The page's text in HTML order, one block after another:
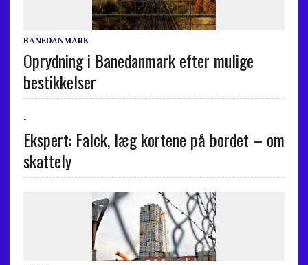
BANEDANMARK
Oprydning i Banedanmark efter mulige
bestikkelser
-
Ekspert: Falck, læg kortene på bordet – om
skattely